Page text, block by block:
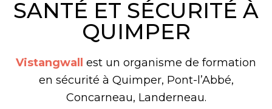
SANTÉ ET SÉCURITÉ À
QUIMPER
Vistangwall
est un organisme de formation
en sécurité à Quimper, Pont-l’Abbé,
Concarneau, Landerneau.